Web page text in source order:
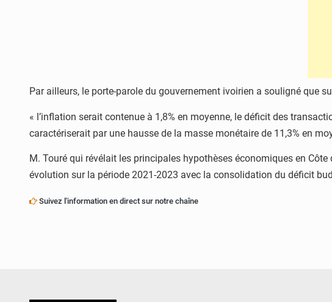
Par ailleurs, le porte-parole du gouvernement ivoirien a souligné que
« l’inflation serait contenue à 1,8% en moyenne, le déficit des
caractériserait par une hausse de la masse monétaire de 11,3% en
M. Touré qui révélait les principales hypothèses économiques en
évolution sur la période 2021-2023 avec la consolidation du déficit
Suivez l'information en direct sur notre chaîne